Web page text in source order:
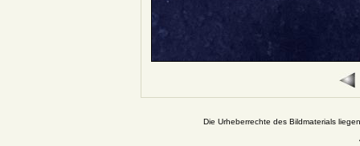
Die Urheberrechte des Bildmaterials